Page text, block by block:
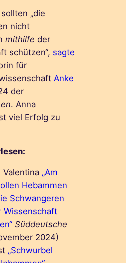
„die
nicht
mithilfe der
schützen“, sagte
für
Anke
der
. Anna
viel Erfolg zu
Valentina „Am
Hebammen
Schwangeren
Wissenschaft
Süddeutsche
2024)
„Schwurbel